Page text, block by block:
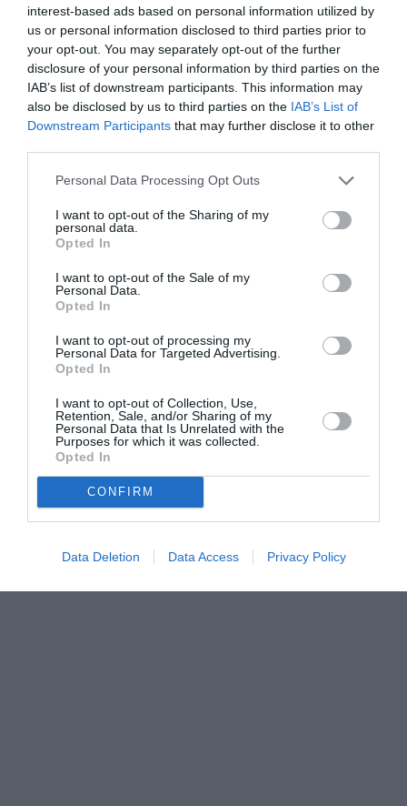
interest-based ads based on personal information utilized by
us or personal information disclosed to third parties prior to
your opt-out. You may separately opt-out of the further
disclosure of your personal information by third parties on the
IAB’s list of downstream participants. This information may
also be disclosed by us to third parties on the IAB’s List of
Downstream Participants that may further disclose it to other
Personal Data Processing Opt Outs
I want to opt-out of the Sharing of my
personal data.
Opted In
I want to opt-out of the Sale of my
Personal Data.
Opted In
I want to opt-out of processing my
Personal Data for Targeted Advertising.
Opted In
I want to opt-out of Collection, Use,
Retention, Sale, and/or Sharing of my
Personal Data that Is Unrelated with the
Purposes for which it was collected.
Opted In
CONFIRM
Data Deletion Data Access Privacy Policy
ATTUALITÀ
Richiedenti asilo, l’integrazione deve iniziare
prima della decisione finale
ATTUALITÀ
Migranti, scontro tra Spagna e Italia dopo la
crisi di Ceuta: Albares accusa Roma di scarsa
solidarietà